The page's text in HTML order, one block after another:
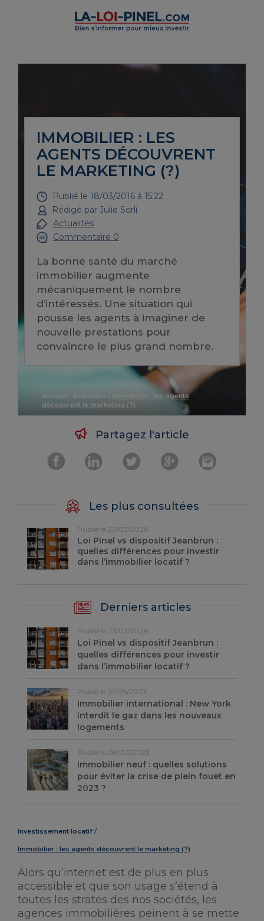
IMMOBILIER : LES
AGENTS DÉCOUVRENT
LE MARKETING (?)
Publié le 18/03/2016 à 15:22
Rédigé par Julie Sorli
Actualités
Commentaire 0
La bonne santé du marché
immobilier augmente
mécaniquement le nombre
d’intéressés. Une situation qui
pousse les agents à imaginer de
nouvelle prestations pour
convaincre le plus grand nombre.
Accueil / Actualités
Immobilier : les agents
découvrent le marketing (?)
Investissement locatif
Immobilier : les agents découvrent le marketing (?)
Alors qu’internet est de plus en plus
accessible et que son usage s’étend à
toutes les strates des nos sociétés, les
agences immobilières peinent à se mette
Partagez l'article
Les plus consultées
Publié le 23/03/2026
Loi Pinel vs dispositif Jeanbrun :
quelles différences pour investir
dans l’immobilier locatif ?
Derniers articles
Publié le 23/03/2026
Loi Pinel vs dispositif Jeanbrun :
quelles différences pour investir
dans l’immobilier locatif ?
Publié le 10/05/2023
Immobilier international : New York
interdit le gaz dans les nouveaux
logements
Publié le 08/03/2023
Immobilier neuf : quelles solutions
pour éviter la crise de plein fouet en
2023 ?